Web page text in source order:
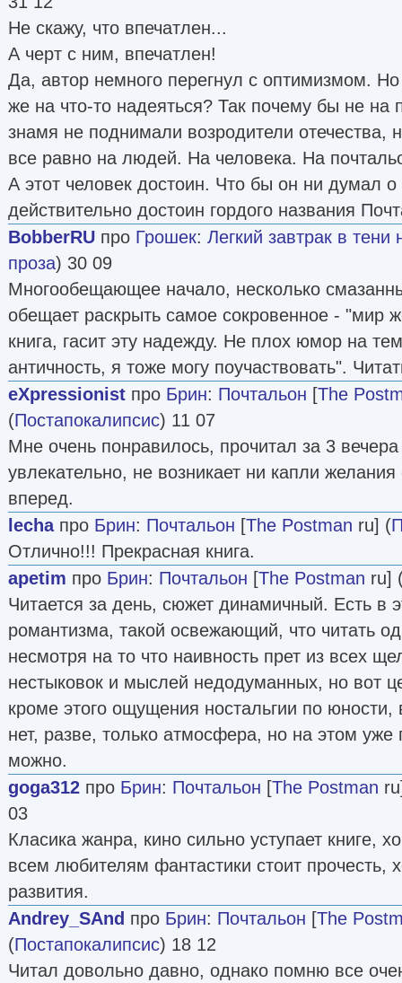
Не скажу, что впечатлен...
А черт с ним, впечатлен!
Да, автор немного перегнул с оптимизмом.
же на что-то надеяться? Так почему бы не на
знамя не поднимали возродители отечества,
все равно на людей. На человека. На
А этот человек достоин. Что бы он ни думал
действительно достоин гордого названия
BobberRU про Грошек: Легкий завтрак в тени
проза) 30 09
Многообещающее начало, несколько
обещает раскрыть самое сокровенное - "мир
книга, гасит эту надежду. Не плох юмор на
античность, я тоже могу поучаствовать".
eXpressionist про Брин: Почтальон [The
(Постапокалипсис) 11 07
Мне очень понравилось, прочитал за 3
увлекательно, не возникает ни капли
вперед.
lechaпро Брин: Почтальон [The Postman ru] (
Отлично!!! Прекрасная книга.
apetim про Брин: Почтальон [The Postman ru]
Читается за день, сюжет динамичный. Есть в
романтизма, такой освежающий, что читать
несмотря на то что наивность прет из всех
нестыковок и мыслей недодуманных, но вот
кроме этого ощущения ностальгии по юности,
нет, разве, только атмосфера, но на этом уже
можно.
goga312 про Брин: Почтальон [The Postman
03
Класика жанра, кино сильно уступает книге,
всем любителям фантастики стоит прочесть,
развития.
Andrey_SAnd про Брин: Почтальон [The
(Постапокалипсис) 18 12
Читал довольно давно, однако помню все